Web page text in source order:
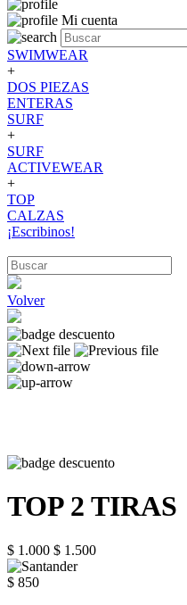
Mi cuenta
SWIMWEAR
+
DOS PIEZAS
ENTERAS
SURF
+
SURF
ACTIVEWEAR
+
TOP
CALZAS
¡Escribinos!
Volver
TOP 2 TIRAS
$ 1.000 $ 1.500
$ 850